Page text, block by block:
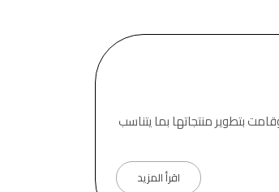
وقامت بتطوير منتجاتها بما يتناسب
اقرأ المزيد